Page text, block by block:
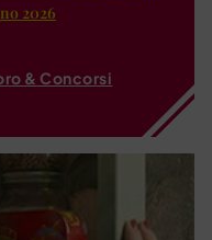
2026
& Concorsi